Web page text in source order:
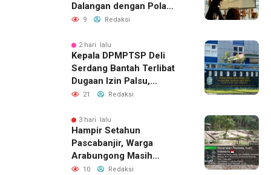
Dalangan dengan Pola
Pikir Inovatif
9 Redaksi
2 hari lalu
Kepala DPMPTSP Deli
Serdang Bantah Terlibat
Dugaan Izin Palsu,
Tegaskan Proses
Jalur Resmi
21 Redaksi
3 hari lalu
Hampir Setahun
Pascabanjir, Warga
Arabungong Masih
Menunggu Bantuan
10 Redaksi